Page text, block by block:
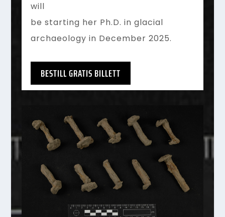
will
be starting her Ph.D. in glacial
archaeology in December 2025.
BESTILL GRATIS BILLETT